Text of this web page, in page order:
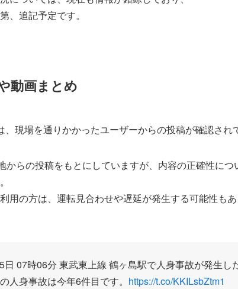
、追記予定です。
動画まとめ
、現場を通りかかったユーザーからの投稿が確認され
からの投稿をもとにしていますが、内容の正確性に
用の方は、運転見合わせや遅延が発生する可能性も
07時06分 東武東上線 鶴ヶ島駅で人身事故が発生し
人身事故は今年6件目です。 https://t.co/KKILsbZtm1